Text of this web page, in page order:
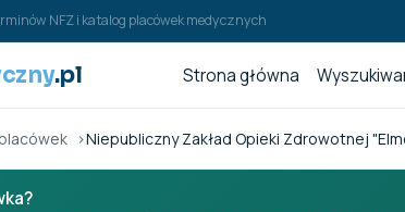
NFZ i katalog placówek medycznych
.pl Strona główna
Niepubliczny Zakład Opieki Zdrowotnej